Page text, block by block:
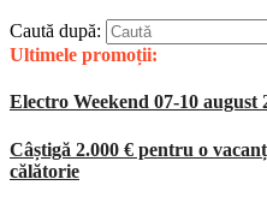
Caută după:
Ultimele promoții:
Electro Weekend 07-10 august
Câștigă 2.000 € pentru o
călătorie